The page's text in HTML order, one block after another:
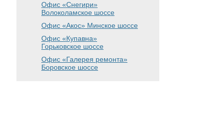
Офис «Снегири»
Волоколамское шоссе
Офис «Акос» Минское шоссе
Офис «Купавна»
Горьковское шоссе
Офис «Галерея ремонта»
Боровское шоссе